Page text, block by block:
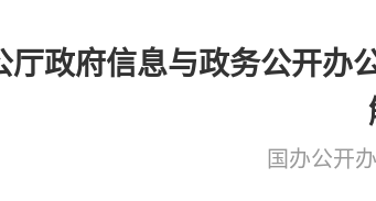
厅政府信息与政务公开办
国办公开